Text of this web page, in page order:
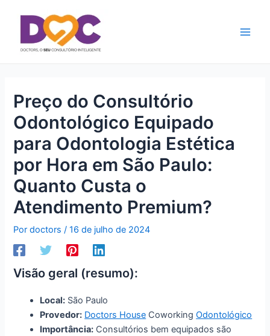
conteúdo
Preço do Consultório
Odontológico Equipado
para Odontologia Estética
por Hora em São Paulo:
Quanto Custa o
Atendimento Premium?
Pordoctors/16 de julho de 2024
Visão geral (resumo):
Local: São Paulo
Provedor: Doctors House CoworkingOdontológico
Importância: Consultórios bem equipados são